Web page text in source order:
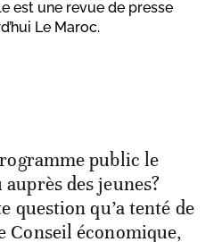
est une revue de presse
Le Maroc.
public le
des jeunes?
question qu’a tenté de
Conseil économique,